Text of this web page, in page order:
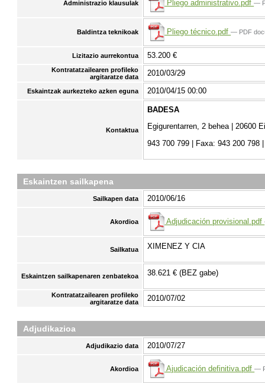
Administrazio klausulak Pliego administrativo.pdf—
Baldintza teknikoak Pliego técnico.pdf— PDF
Lizitazio aurrekontua 53.200 €
Kontratatzailearen profileko
argitaratze data
2010/03/29
Eskaintzak aurkezteko azken eguna 2010/04/15 00:00
Kontaktua
BADESA
Egigurentarren, 2 behea | 20600
943 700 799 | Faxa: 943 200 798
Eskaintzen sailkapena
Sailkapen data 2010/06/16
Akordioa Adjudicación provisional.pdf
Sailkatua XIMENEZ Y CIA
Eskaintzen sailkapenaren zenbatekoa 38.621 € (BEZ gabe)
Kontratatzailearen profileko
argitaratze data
2010/07/02
Adjudikazioa
Adjudikazio data 2010/07/27
Akordioa Ajudicación definitiva.pdf—